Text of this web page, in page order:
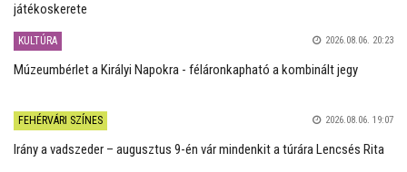
játékoskerete
KULTÚRA 2026.08.06. 20:23
Múzeumbérlet a Királyi Napokra - féláronkapható a kombinált jegy
FEHÉRVÁRI SZÍNES 2026.08.06. 19:07
Irány a vadszeder – augusztus 9-én vár mindenkit a túrára Lencsés Rita